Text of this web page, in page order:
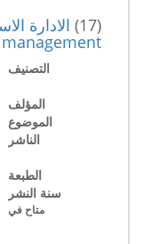
(17)
management
التصنيف
المؤلف
الموضوع
الناشر
الطبعة
سنة النشر
متاح في